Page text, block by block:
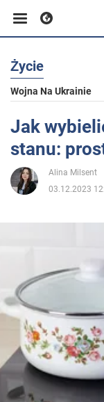
Biznes
Sport
Rozrywka
Społeczeństwo
Wojna na
Świat
Życie
Wojna Na Ukrainie
Jak
stanu:
Alina Milsent
03.12.2023